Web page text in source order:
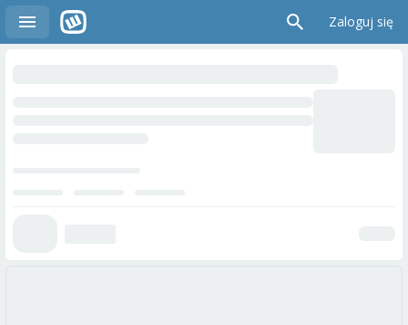
Zaloguj się